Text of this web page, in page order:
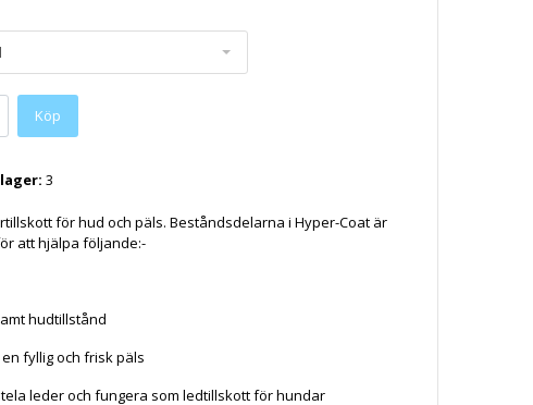
Köp
3
för hud och päls. Beståndsdelarna i Hyper-Coat är
att hjälpa följande:-
hudtillstånd
en fyllig och frisk päls
leder och fungera som ledtillskott för hundar